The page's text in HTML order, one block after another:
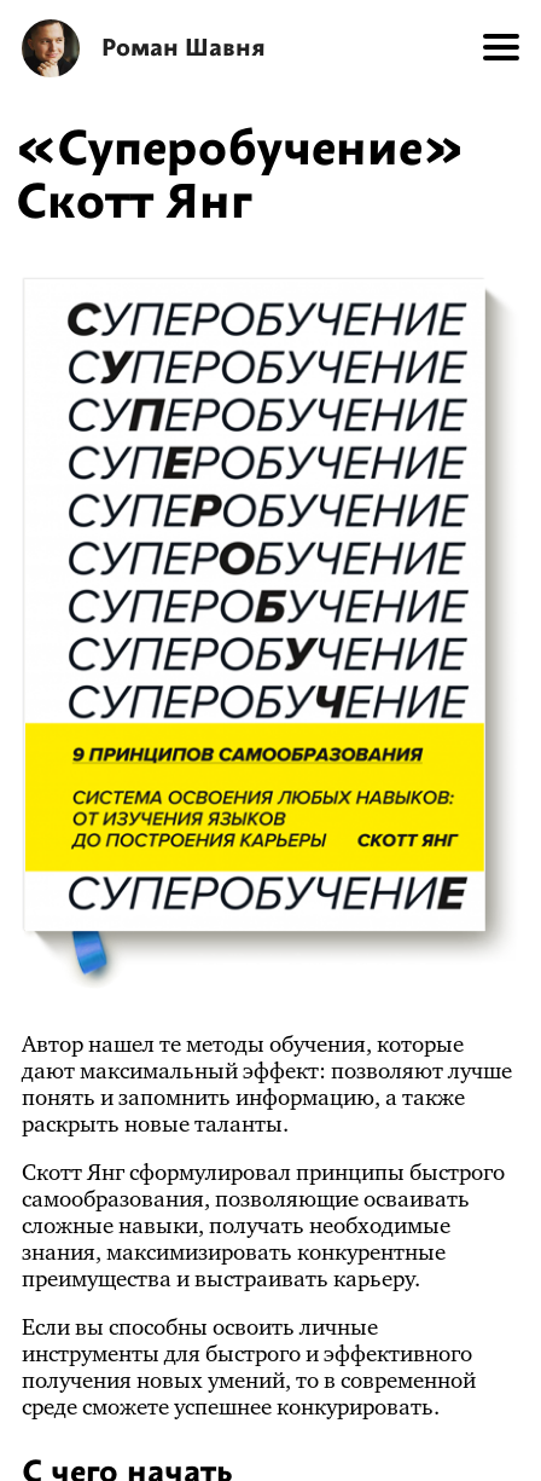
Роман Шавня
«Суперобучение»
Скотт Янг
Автор нашел те методы обучения, которые
дают максимальный эффект: позволяют лучше
понять и запомнить информацию, а также
раскрыть новые таланты.
Скотт Янг сформулировал принципы быстрого
самообразования, позволяющие осваивать
сложные навыки, получать необходимые
знания, максимизировать конкурентные
преимущества и выстраивать карьеру.
Если вы способны освоить личные
инструменты для быстрого и эффективного
получения новых умений, то в современной
среде сможете успешнее конкурировать.